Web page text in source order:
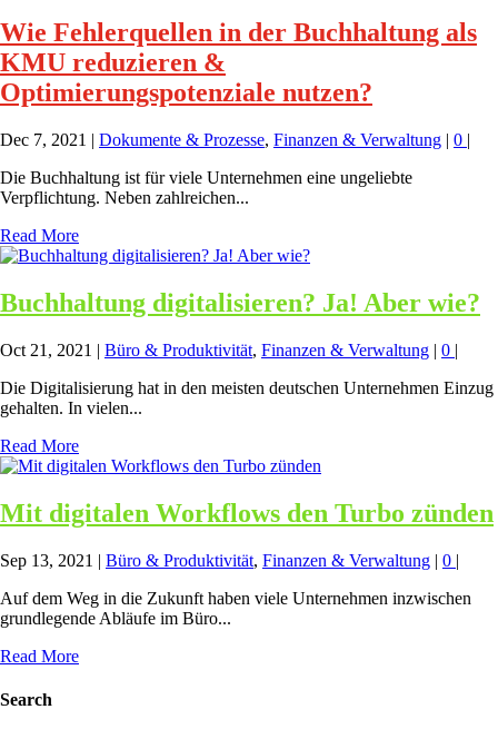
Wie Fehlerquellen in der Buchhaltung als
KMU reduzieren &
Optimierungspotenziale nutzen?
Dec 7, 2021 | Dokumente & Prozesse, Finanzen & Verwaltung | 0 |
Die Buchhaltung ist für viele Unternehmen eine ungeliebte
Verpflichtung. Neben zahlreichen...
Read More
Buchhaltung digitalisieren? Ja! Aber wie?
Oct 21, 2021 | Büro & Produktivität, Finanzen & Verwaltung | 0 |
Die Digitalisierung hat in den meisten deutschen Unternehmen Einzug
gehalten. In vielen...
Read More
Mit digitalen Workflows den Turbo zünden
Sep 13, 2021 | Büro & Produktivität, Finanzen & Verwaltung | 0 |
Auf dem Weg in die Zukunft haben viele Unternehmen inzwischen
grundlegende Abläufe im Büro...
Read More
Search